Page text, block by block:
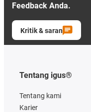
Feedback Anda.
Kritik & saran
Tentang igus®
Tentang kami
Karier